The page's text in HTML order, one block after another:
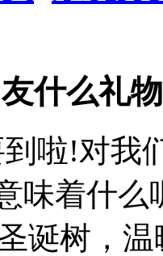
什么礼
啦!对我
味着什么
诞树，